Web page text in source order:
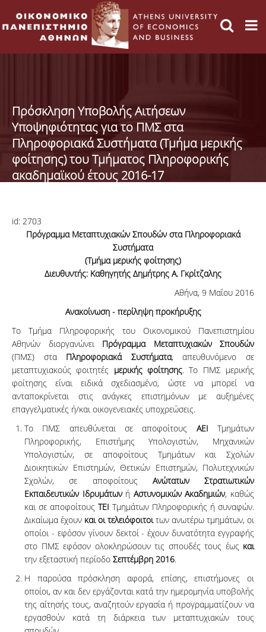
Πρόσκληση Υποβολής Αιτήσεων
Υποψηφιότητας για το ΠΜΣ στα
Πληροφοριακά Συστήματα (Τμήμα μερικής
φοίτησης) του Τμήματος Πληροφορικής
ακαδημαϊκού έτους 2016-17
id: 2703
Πρόγραμμα Μεταπτυχιακών Σπουδών στα Πληροφοριακά
Συστήματα
(Τμήμα μερικής φοίτησης)
Διευθυντής: Καθηγητής Δημήτρης Α. Γκρίτζαλης
Αθήνα, 9 Μαΐου 2016
Ανακοίνωση - περίληψη προκήρυξης
Το Τμήμα Πληροφορικής του Οικονομικού Πανεπιστημίου
Αθηνών διοργανώνει Πρόγραμμα Μεταπτυχιακών Σπουδών
(ΠΜΣ) στα Πληροφοριακά Συστήματα, απευθυνόμενο σε
μεταπτυχιακούς φοιτητές μερικής φοίτησης. Το ΠΜΣ μερικής
φοίτησης είναι ειδικά σχεδιασμένο, ώστε να μπορεί να
ανταποκρίνεται στις ανάγκες επιστημόνων με αυξημένες
επαγγελματικές ή/και οικογενειακές υποχρεώσεις.
Το ΠΜΣ απευθύνεται σε αποφοίτους ΑΕΙ Τμημάτων
Πληροφορικής, Επιστήμης Υπολογιστών, Μηχανικών
Υπολογιστών, σε αποφοίτους Τμημάτων και Σχολών
Διοικητικών Επιστημών, Θετικών Επιστημών, Πολυτεχνικών
Σχολών, σε αποφοίτους Ανώτατων Στρατιωτικών
Εκπαιδευτικών Ιδρυμάτωνή Αστυνομικών Ακαδημιών, καθώς
και σε αποφοίτους ΤΕΙ Τμημάτων Πληροφορικής ή συναφών.
Δικαίωμα έχουν και οι τελειόφοιτοιτων ανωτέρω τμημάτων, οι
οποίοι - εφόσον γίνουν δεκτοί - έχουν δυνατότητα εγγραφής
στο ΠΜΣ εφόσον ολοκληρώσουν τις σπουδές τους έως και
την εξεταστική περίοδο Σεπτέμβρη 2016.
Η παρούσα πρόσκληση αφορά, επίσης, επιστήμονες οι
οποίοι, αν και δεν εργάζονται κατά την ημερομηνία υποβολής
της αίτησής τους, αναζητούν εργασία ή προγραμματίζουν να
εργασθούν κατά τη διάρκεια των μεταπτυχιακών τους